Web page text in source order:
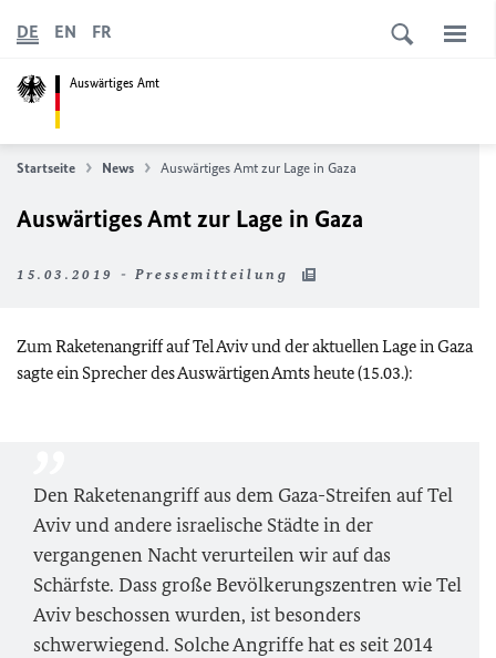
Auswärtiges Amt
DE EN FR
Startseite News Auswärtiges Amt zur Lage in Gaza
Auswärtiges Amt zur Lage in Gaza
15.03.2019 - Pressemitteilung
Zum Raketenangriff auf Tel Aviv und der aktuellen Lage in Gaza
sagte ein Sprecher des Auswärtigen Amts heute (15.03.):
Den Raketenangriff aus dem Gaza-Streifen auf Tel
Aviv und andere israelische Städte in der
vergangenen Nacht verurteilen wir auf das
Schärfste. Dass große Bevölkerungszentren wie Tel
Aviv beschossen wurden, ist besonders
schwerwiegend. Solche Angriffe hat es seit 2014